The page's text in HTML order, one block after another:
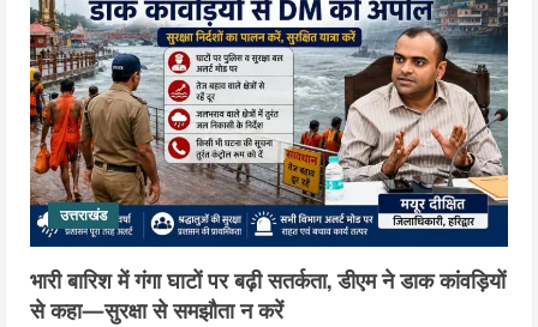
5
उत्तराखंड
स्वतंत्रता दिवस को देशभक्ति और जनभागीदारी
उत्सव के रूप में मनाएं : डा.विशाल गर्ग
August 9, 2026
उत्तराखंड
भारी बारिश में गंगा घाटों पर बढ़ी सतर्कता, डीएम ने डाक कांवड़ियों
से कहा—सुरक्षा से समझौता न करें